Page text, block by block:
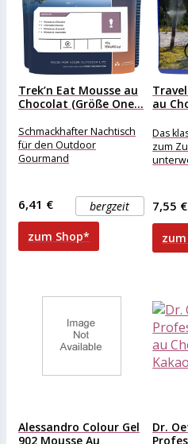
Trek’n Eat Mousse au
Chocolat (Größe One...
Schmackhafter Nachtisch
für den Outdoor
Gourmand
bergzeit
6,41 €
zum Shop*
au
Das
zum
7,55 €
Alessandro Colour Gel
902 Mousse Au
Dr.